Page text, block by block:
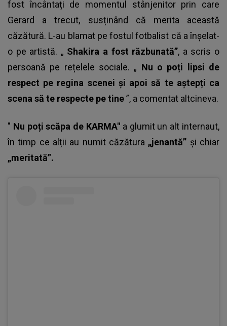
fost încântați de momentul stânjenitor prin care
Gerard a trecut, susținând că merita această
căzătură. L-au blamat pe fostul fotbalist că a înșelat-
o pe artistă. „ Shakira a fost răzbunată”, a scris o
persoană pe rețelele sociale. „ Nu o poți lipsi de
respect pe regina scenei și apoi să te aștepți ca
scena să te respecte pe tine”, a comentat altcineva.
" Nu poți scăpa de KARMA" a glumit un alt internaut,
în timp ce alții au numit căzătura „jenantă” și chiar
„meritată”.